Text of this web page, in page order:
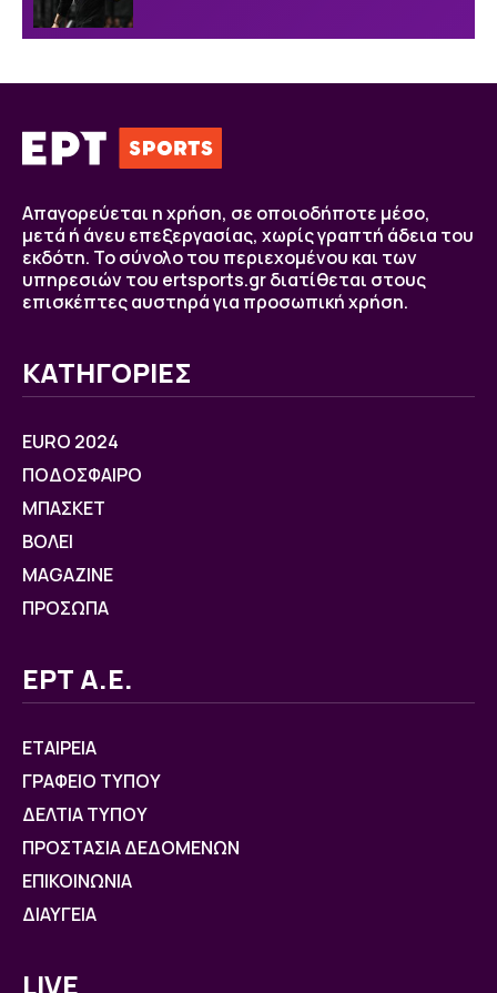
Απαγορεύεται η χρήση, σε οποιοδήποτε μέσο,
μετά ή άνευ επεξεργασίας, χωρίς γραπτή άδεια του
εκδότη. Το σύνολο του περιεχομένου και των
υπηρεσιών του ertsports.gr διατίθεται στους
επισκέπτες αυστηρά για προσωπική χρήση.
ΚΑΤΗΓΟΡΙΕΣ
EURO 2024
ΠΟΔΟΣΦΑΙΡΟ
ΜΠΑΣΚΕΤ
ΒOΛΕΙ
MAGAZINE
ΠΡΟΣΩΠΑ
ΕΡΤ Α.Ε.
ΕΤΑΙΡΕΙΑ
ΓΡΑΦΕΙΟ ΤΥΠΟΥ
ΔΕΛΤΙΑ ΤΥΠΟΥ
ΠΡΟΣΤΑΣΙΑ ΔΕΔΟΜΕΝΩΝ
ΕΠΙΚΟΙΝΩΝΙΑ
ΔΙΑΥΓΕΙΑ
LIVE